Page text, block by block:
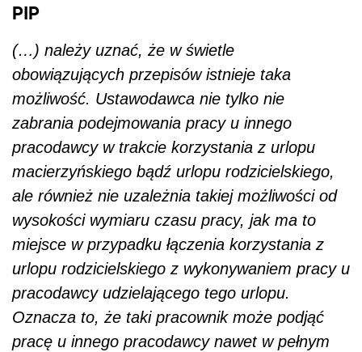
PIP
(…) należy uznać, że w świetle
obowiązujących przepisów istnieje taka
możliwość. Ustawodawca nie tylko nie
zabrania podejmowania pracy u innego
pracodawcy w trakcie korzystania z urlopu
macierzyńskiego bądź urlopu rodzicielskiego,
ale również nie uzależnia takiej możliwości od
wysokości wymiaru czasu pracy, jak ma to
miejsce w przypadku łączenia korzystania z
urlopu rodzicielskiego z wykonywaniem pracy u
pracodawcy udzielającego tego urlopu.
Oznacza to, że taki pracownik może podjąć
pracę u innego pracodawcy nawet w pełnym